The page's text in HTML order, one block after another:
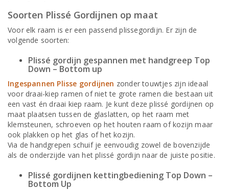
Soorten Plissé Gordijnen op maat
Voor elk raam is er een passend plissegordijn. Er zijn de
volgende soorten:
Plissé gordijn gespannen met handgreep Top
Down – Bottom up
Ingespannen Plisse gordijnen zonder touwtjes zijn ideaal
voor draai-kiep ramen of niet te grote ramen die bestaan uit
een vast én draai kiep raam. Je kunt deze plissé gordijnen op
maat plaatsen tussen de glaslatten, op het raam met
klemsteunen, schroeven op het houten raam of kozijn maar
ook plakken op het glas of het kozijn.
Via de handgrepen schuif je eenvoudig zowel de bovenzijde
als de onderzijde van het plissé gordijn naar de juiste positie.
Plissé gordijnen kettingbediening Top Down –
Bottom Up